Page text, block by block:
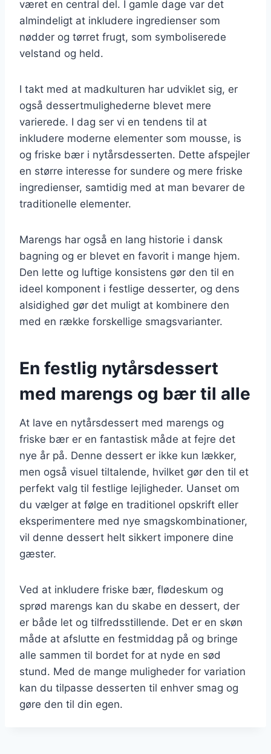
været en central del. I gamle dage var det
almindeligt at inkludere ingredienser som
nødder og tørret frugt, som symboliserede
velstand og held.
I takt med at madkulturen har udviklet sig, er
også dessertmulighederne blevet mere
varierede. I dag ser vi en tendens til at
inkludere moderne elementer som mousse, is
og friske bær i nytårsdesserten. Dette afspejler
en større interesse for sundere og mere friske
ingredienser, samtidig med at man bevarer de
traditionelle elementer.
Marengs har også en lang historie i dansk
bagning og er blevet en favorit i mange hjem.
Den lette og luftige konsistens gør den til en
ideel komponent i festlige desserter, og dens
alsidighed gør det muligt at kombinere den
med en række forskellige smagsvarianter.
En festlig nytårsdessert
med marengs og bær til alle
At lave en nytårsdessert med marengs og
friske bær er en fantastisk måde at fejre det
nye år på. Denne dessert er ikke kun lækker,
men også visuel tiltalende, hvilket gør den til et
perfekt valg til festlige lejligheder. Uanset om
du vælger at følge en traditionel opskrift eller
eksperimentere med nye smagskombinationer,
vil denne dessert helt sikkert imponere dine
gæster.
Ved at inkludere friske bær, flødeskum og
sprød marengs kan du skabe en dessert, der
er både let og tilfredsstillende. Det er en skøn
måde at afslutte en festmiddag på og bringe
alle sammen til bordet for at nyde en sød
stund. Med de mange muligheder for variation
kan du tilpasse desserten til enhver smag og
gøre den til din egen.